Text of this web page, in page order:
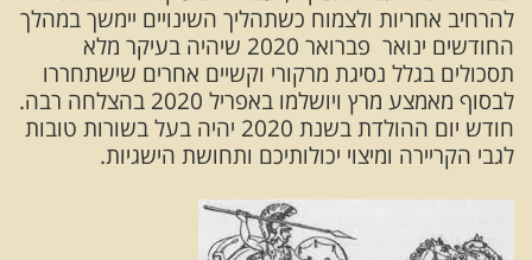
להרחיב אחריות ולצמוח כשתהליך השינויים יימשך במהלך
החודשים ינואר פברואר 2020 שיהיה בעיקר מלא
תסכולים בגלל נסיגת מרקורי וקשיים אחרים שישתחררו
לבסוף מאמצע מרץ ויושלמו באפריל 2020 בהצלחה רבה.
חודש יום ההולדת בשנת 2020 יהיה בעל בשורות טובות
לגבי הקריירה ומיצוי יכולותיכם ותחושת הישגיות.